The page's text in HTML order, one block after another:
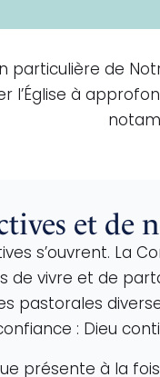
particulière de
l’Église à
et de
s’ouvrent. La
de vivre et de
pastorales
: Dieu
présente à la